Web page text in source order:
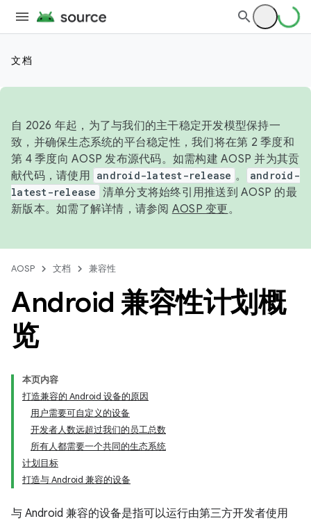
文档
自 2026 年起，为了与我们的主干稳定开发模型保持一
致，并确保生态系统的平台稳定性，我们将在第 2 季度和
第 4 季度向 AOSP 发布源代码。如需构建 AOSP 并为其贡
献代码，请使用 android-latest-release 。
android-
latest-release 清单分支将始终引用推送到 AOSP 的最
新版本。如需了解详情，请参阅 AOSP 变更。
AOSP 文档 兼容性
Android 兼容性计划概
览
本页内容
打造兼容的 Android 设备的原因
用户需要可自定义的设备
开发者人数远超过我们的员工总数
所有人都需要一个共同的生态系统
计划目标
打造与 Android 兼容的设备
与 Android 兼容的设备是指可以运行由第三方开发者使用